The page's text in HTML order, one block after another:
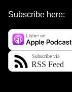
Subscribe here: